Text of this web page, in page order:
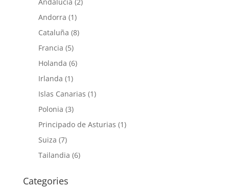
Andorra (1)
Cataluña (8)
Francia (5)
Holanda (6)
Irlanda (1)
Islas Canarias (1)
Polonia (3)
Principado de Asturias (1)
Suiza (7)
Tailandia (6)
Categories